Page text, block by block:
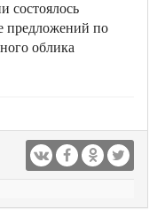
состоялось
предложений по
облика